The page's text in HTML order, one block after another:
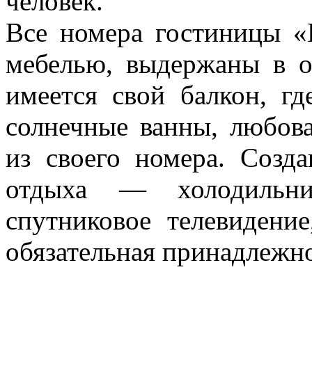
Все номера гостиницы
мебелью, выдержаны в
имеется свой балкон,
солнечные ванны,
из своего номера.
отдыха —
спутниковое
обязательная